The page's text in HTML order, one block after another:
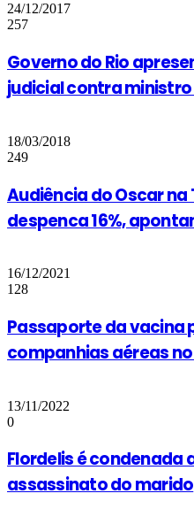
24/12/2017
257
Governo do Rio
judicial contra
18/03/2018
249
Audiência do Oscar
despenca 16%,
16/12/2021
128
Passaporte da vacina
companhias aéreas
13/11/2022
0
Flordelis é condenada
assassinato do marido